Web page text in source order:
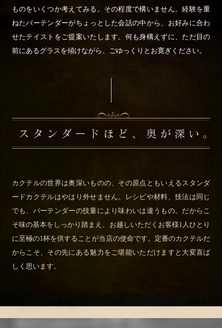
ものをいくつか考えてみる。その程度で構いません。経験を重
ねたバーテンダーがちょっとした会話の中から、お好みに合わ
せたテイストをご提案いたします。何も身構えずに、ただ目の
前にあるグラスを傾けながら、ごゆっくりとお寛ぎください。
カクテルの世界は奥深いものの、その原点ともいえるスタンダ
ードカクテルはやはり外せません。レシピや材料、技法は同じ
でも、バーテンダーの技量により味わいは違うもの。だからこ
そ味の基本をしっかり踏まえ、お越しいただくお客様1人ひとり
に至極の1杯を供することが当店の使命です。定番のカクテルだ
からこそ、その先にある魅力をご堪能いただけますと大変喜ば
しく思います。